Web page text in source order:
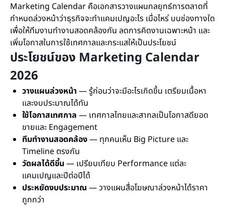
Marketing Calendar คือเอกสารวางแผนกลยุทธ์การตลาดที่
กำหนดล่วงหน้าว่าธุรกิจจะทำแคมเปญอะไร เมื่อไหร่ บนช่องทางใด
เพื่อให้ทีมงานทำงานสอดคล้องกัน ลดการคิดงานเฉพาะหน้า และ
เพิ่มโอกาสในการใช้เทศกาลและกระแสให้เป็นประโยชน์
ประโยชน์ของ Marketing Calendar
2026
วางแผนล่วงหน้า — รู้ก่อนว่าจะมีอะไรเกิดขึ้น เตรียมเนื้อหา
และงบประมาณได้ทัน
ใช้โอกาสเทศกาล — เทศกาลไทยและสากลเป็นโอกาสดียอด
ขายและ Engagement
ทีมทำงานสอดคล้อง— ทุกคนเห็น Big Picture และ
Timeline ตรงกัน
วัดผลได้ดีขึ้น — เปรียบเทียบ Performance แต่ละ
แคมเปญและปีต่อปีได้
ประหยัดงบประมาณ — วางแผนสื่อโฆษณาล่วงหน้าได้ราคา
ถูกกว่า